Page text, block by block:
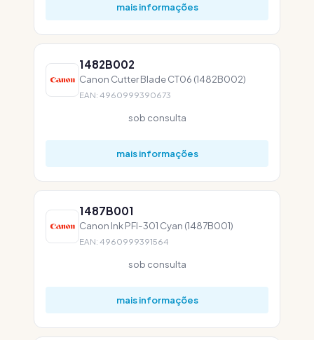
mais informações
1482B002
Canon Cutter Blade CT06 (1482B002)
EAN: 4960999390673
sob consulta
mais informações
1487B001
Canon Ink PFI-301 Cyan (1487B001)
EAN: 4960999391564
sob consulta
mais informações